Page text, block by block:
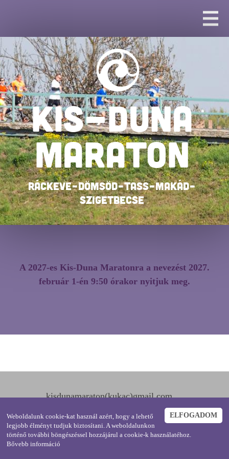
KIS-DUNA
MARATON
Ráckeve–Dömsöd–Tass–Makád–
Szigetbecse
A 2027-es Kis-Duna Maratonra a nevezést 2027.
február 1-én 9:50 órakor nyitjuk meg.
kisdunamaraton(kukac)gmail.com
Ráckeve4 Szabadidősport Egyesület
ELFOGADOM
Weboldalunk cookie-kat használ azért, hogy a lehető
legjobb élményt tudjuk biztosítani. A weboldalunkon
történő további böngészéssel hozzájárul a cookie-k használatéhoz.
Bővebb információ